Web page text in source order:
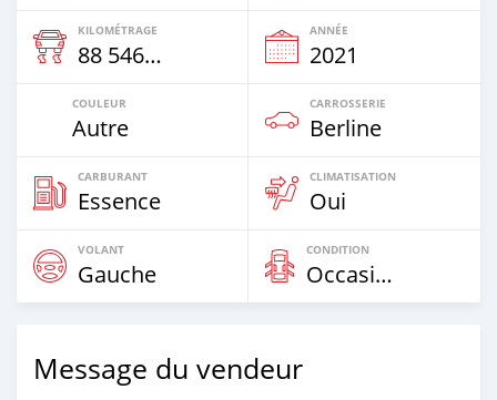
KILOMÉTRAGE
88 546 Km
ANNÉE
2021
COULEUR
Autre
CARROSSERIE
Berline
CARBURANT
Essence
CLIMATISATION
Oui
VOLANT
Gauche
CONDITION
Occasion
Message du vendeur